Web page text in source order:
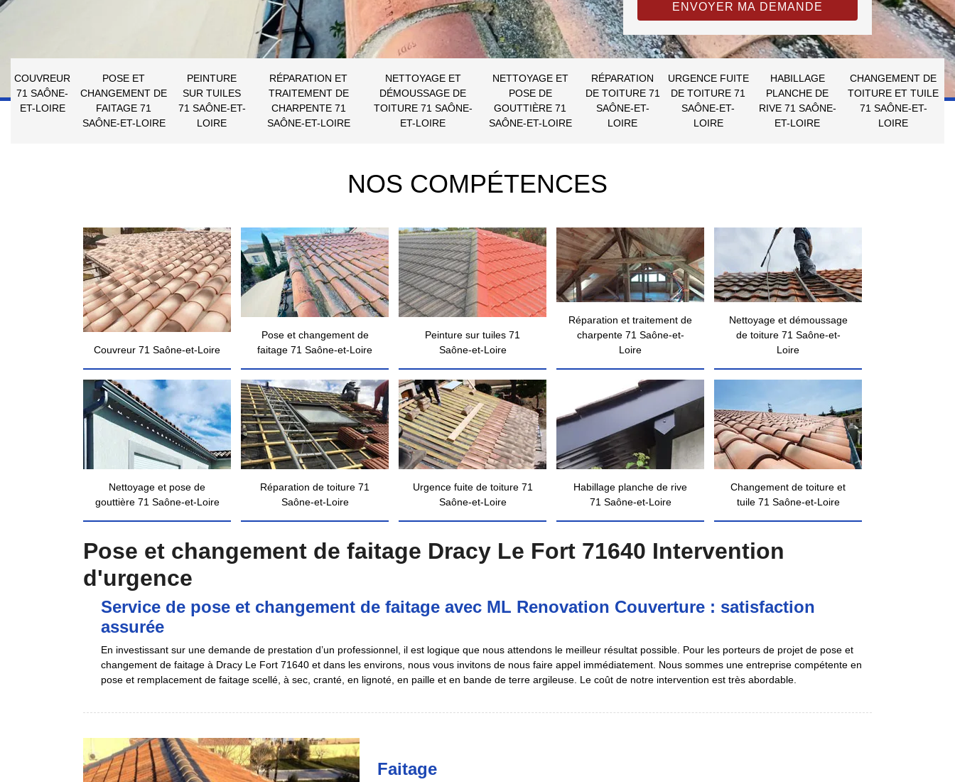
COUVREUR
71 SAÔNE-
ET-LOIRE
POSE ET
CHANGEMENT DE
FAITAGE 71
SAÔNE-ET-LOIRE
PEINTURE
SUR TUILES
71 SAÔNE-ET-
LOIRE
RÉPARATION ET
TRAITEMENT DE
CHARPENTE 71
SAÔNE-ET-LOIRE
NETTOYAGE ET
DÉMOUSSAGE DE
TOITURE 71 SAÔNE-
ET-LOIRE
NETTOYAGE ET
POSE DE
GOUTTIÈRE 71
SAÔNE-ET-LOIRE
RÉPARATION
DE TOITURE 71
SAÔNE-ET-
LOIRE
URGENCE FUITE
DE TOITURE 71
SAÔNE-ET-
LOIRE
HABILLAGE
PLANCHE DE
RIVE 71 SAÔNE-
ET-LOIRE
CHANGEMENT DE
TOITURE ET TUILE
71 SAÔNE-ET-
LOIRE
NOS COMPÉTENCES
Couvreur 71 Saône-et-Loire
Pose et changement de
faitage 71 Saône-et-Loire
Peinture sur tuiles 71
Saône-et-Loire
Réparation et traitement de
charpente 71 Saône-et-
Loire
Nettoyage et démoussage
de toiture 71 Saône-et-
Loire
Nettoyage et pose de
gouttière 71 Saône-et-Loire
Réparation de toiture 71
Saône-et-Loire
Urgence fuite de toiture 71
Saône-et-Loire
Habillage planche de rive
71 Saône-et-Loire
Changement de toiture et
tuile 71 Saône-et-Loire
Pose et changement de faitage Dracy Le Fort 71640 Intervention
d'urgence
Service de pose et changement de faitage avec ML Renovation Couverture : satisfaction
assurée
En investissant sur une demande de prestation d’un professionnel, il est logique que nous attendons le meilleur résultat possible. Pour les porteurs de projet de pose et
changement de faitage à Dracy Le Fort 71640 et dans les environs, nous vous invitons de nous faire appel immédiatement. Nous sommes une entreprise compétente en
pose et remplacement de faitage scellé, à sec, cranté, en lignoté, en paille et en bande de terre argileuse. Le coût de notre intervention est très abordable.
Faitage